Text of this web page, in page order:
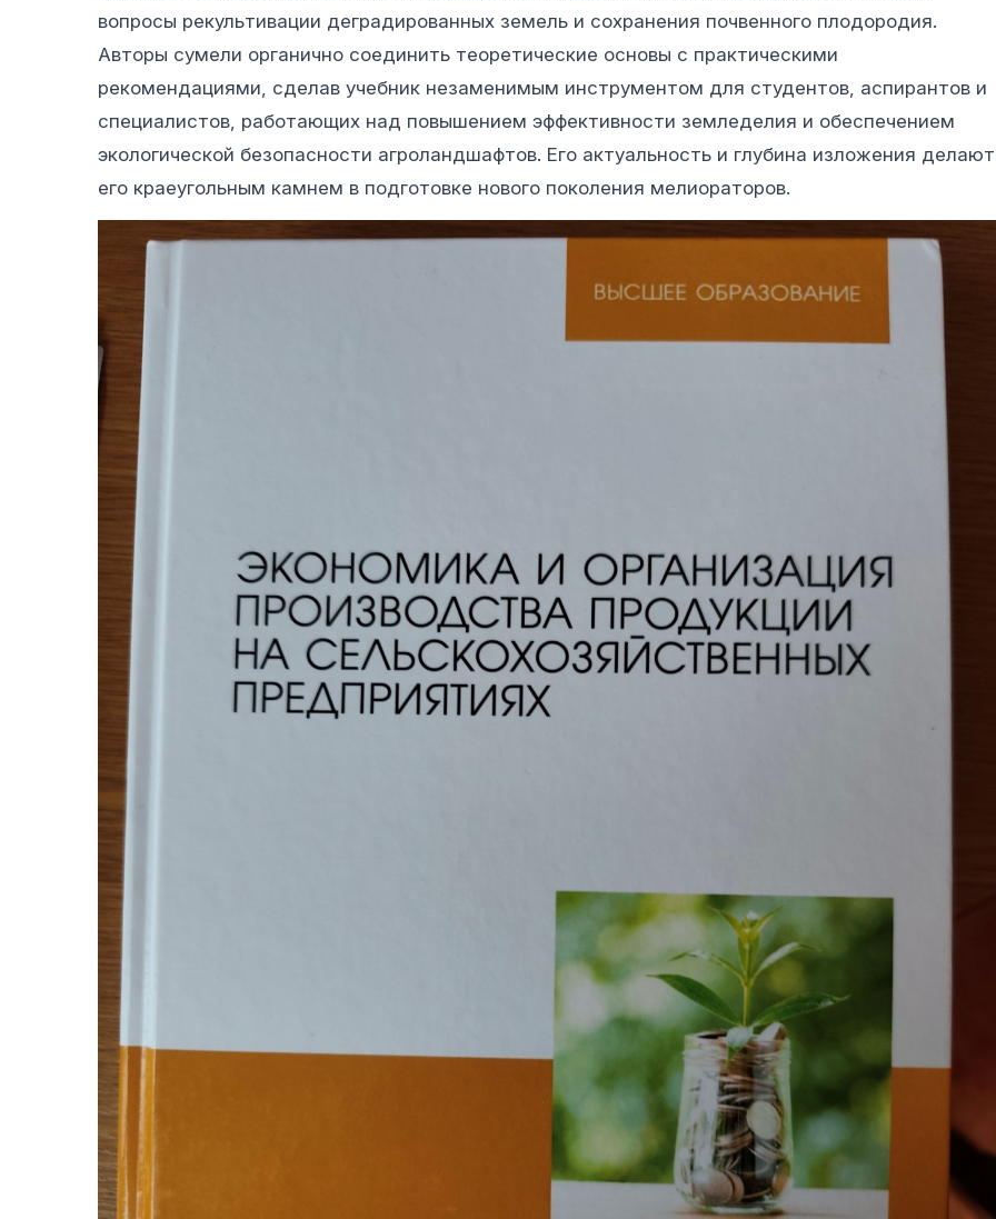
вопросы рекультивации деградированных земель и сохранения почвенного плодородия.
Авторы сумели органично соединить теоретические основы с практическими
рекомендациями, сделав учебник незаменимым инструментом для студентов, аспирантов и
специалистов, работающих над повышением эффективности земледелия и обеспечением
экологической безопасности агроландшафтов. Его актуальность и глубина изложения делают
его краеугольным камнем в подготовке нового поколения мелиораторов.